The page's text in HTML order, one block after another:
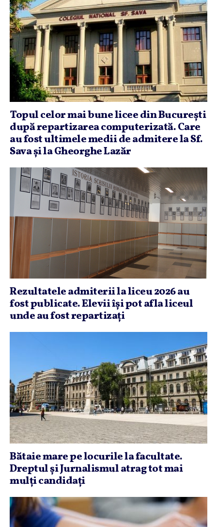
Topul celor mai bune licee din Bucureşti
după repartizarea computerizată. Care
au fost ultimele medii de admitere la Sf.
Sava şi la Gheorghe Lazăr
Rezultatele admiterii la liceu 2026 au
fost publicate. Elevii îşi pot afla liceul
unde au fost repartizaţi
Bătaie mare pe locurile la facultate.
Dreptul şi Jurnalismul atrag tot mai
mulţi candidaţi